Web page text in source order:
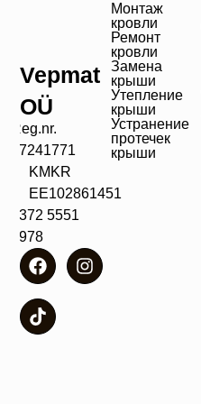
Vepmat
OÜ
Reg.nr.
17241771
KMKR
EE102861451
+372 5551
4978
Монтаж
кровли
Ремонт
кровли
Замена
крыши
Утепление
крыши
Устранение
протечек
крыши